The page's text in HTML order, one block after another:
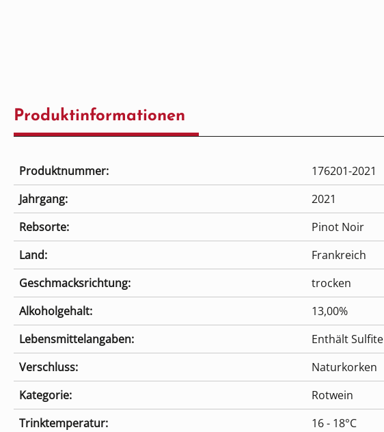
Produktinformationen
Produktnummer: 176201-2021
Kategorie: Rotwein
Lebensmittelangaben: Enthält Sulfite
Trinktemperatur: 16 - 18°C
Land: Frankreich
Rebsorte: Pinot Noir
Jahrgang: 2021
Geschmacksrichtung:
trocken
Alkoholgehalt:
13,00%
Verschluss: Naturkorken